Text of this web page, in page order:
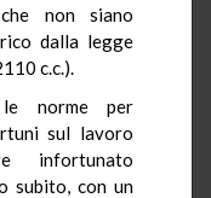
non siano
dalla legge
c.c.).
norme per
sul lavoro
infortunato
subito, con un